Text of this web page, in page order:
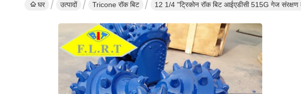
घर उत्पादों Tricone रॉक बिट 12 1/4 "ट्रिकोन रॉक बिट आईएडीसी 515G गेज